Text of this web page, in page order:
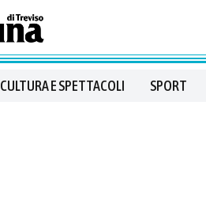
CULTURA E SPETTACOLI SPORT